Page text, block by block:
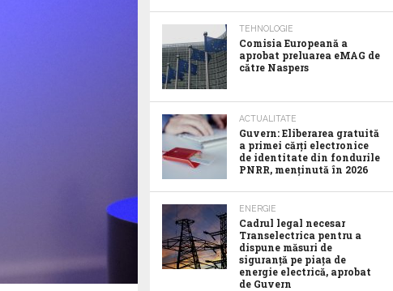
TEHNOLOGIE
Comisia Europeană a
aprobat preluarea eMAG de
către Naspers
ACTUALITATE
Guvern: Eliberarea gratuită
a primei cărți electronice
de identitate din fondurile
PNRR, menținută în 2026
ENERGIE
Cadrul legal necesar
Transelectrica pentru a
dispune măsuri de
siguranță pe piața de
energie electrică, aprobat
de Guvern